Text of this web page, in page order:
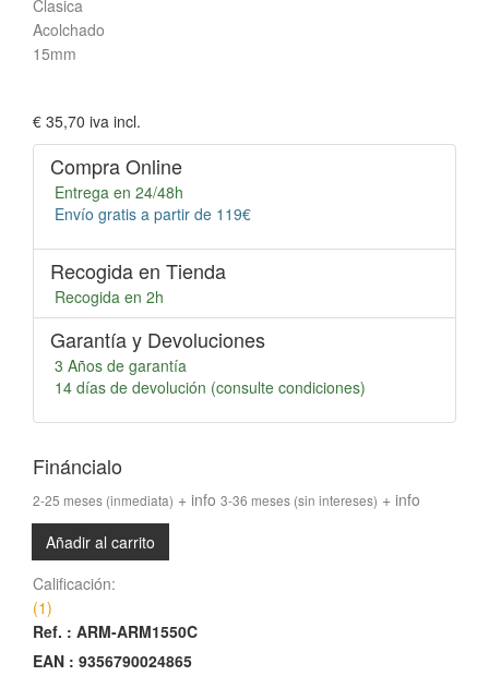
€ 35,70 iva incl.
Compra Online
Entrega en 24/48h
Envío gratis a partir de 119€
Recogida en Tienda
Recogida en 2h
Garantía y Devoluciones
3 Años de garantía
14 días de devolución (consulte condiciones)
Fináncialo
2-25 meses (inmediata) + info 3-36 meses (sin intereses) + info
Añadir al carrito
Calificación:
(1)
Ref. : ARM-ARM1550C
EAN : 9356790024865